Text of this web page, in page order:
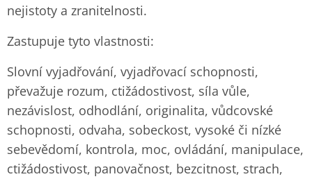
nejistoty a zranitelnosti.
Zastupuje tyto vlastnosti:
Slovní vyjadřování, vyjadřovací schopnosti,
převažuje rozum, ctižádostivost, síla vůle,
nezávislost, odhodlání, originalita, vůdcovské
schopnosti, odvaha, sobeckost, vysoké či nízké
sebevědomí, kontrola, moc, ovládání, manipulace,
ctižádostivost, panovačnost, bezcitnost, strach,